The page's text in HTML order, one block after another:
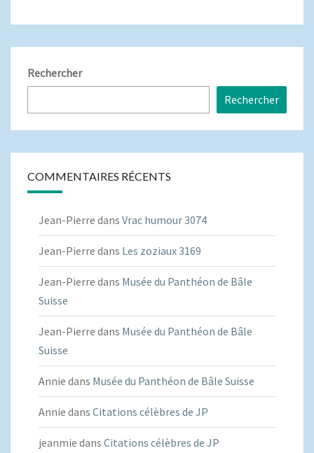
Rechercher
Rechercher
COMMENTAIRES RÉCENTS
Jean-Pierre dans Vrac humour 3074
Jean-Pierre dans Les zoziaux 3169
Jean-Pierre dans Musée du Panthéon de Bâle
Suisse
Jean-Pierre dans Musée du Panthéon de Bâle
Suisse
Annie dans Musée du Panthéon de Bâle Suisse
Annie dans Citations célèbres de JP
jeanmie dans Citations célèbres de JP